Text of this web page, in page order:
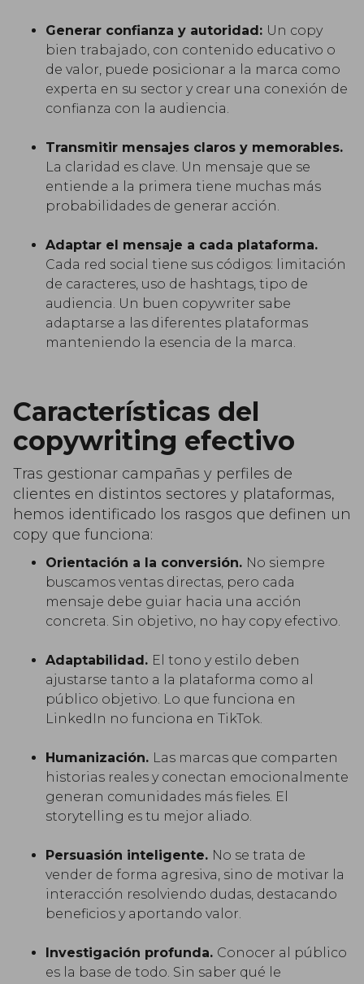
Generar confianza y autoridad: Un copy
bien trabajado, con contenido educativo o
de valor, puede posicionar a la marca como
experta en su sector y crear una conexión de
confianza con la audiencia.
Transmitir mensajes claros y memorables.
La claridad es clave. Un mensaje que se
entiende a la primera tiene muchas más
probabilidades de generar acción.
Adaptar el mensaje a cada plataforma.
Cada red social tiene sus códigos: limitación
de caracteres, uso de hashtags, tipo de
audiencia. Un buen copywriter sabe
adaptarse a las diferentes plataformas
manteniendo la esencia de la marca.
Características del
copywriting efectivo
Tras gestionar campañas y perfiles de
clientes en distintos sectores y plataformas,
hemos identificado los rasgos que definen un
copy que funciona:
Orientación a la conversión. No siempre
buscamos ventas directas, pero cada
mensaje debe guiar hacia una acción
concreta. Sin objetivo, no hay copy efectivo.
Adaptabilidad. El tono y estilo deben
ajustarse tanto a la plataforma como al
público objetivo. Lo que funciona en
LinkedIn no funciona en TikTok.
Humanización. Las marcas que comparten
historias reales y conectan emocionalmente
generan comunidades más fieles. El
storytelling es tu mejor aliado.
Persuasión inteligente. No se trata de
vender de forma agresiva, sino de motivar la
interacción resolviendo dudas, destacando
beneficios y aportando valor.
Investigación profunda. Conocer al público
es la base de todo. Sin saber qué le